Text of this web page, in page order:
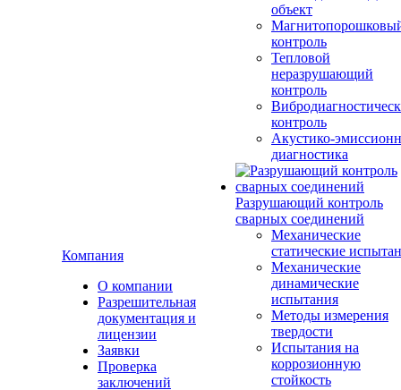
Компания
О компании
Разрешительная
документация и
лицензии
Заявки
Проверка
заключений
объект
контроль
Тепловой
неразрушающий
контроль
контроль
Акустико-
диагностика
Разрушающий контроль
сварных соединений
Механические
статические
Механические
динамические
испытания
Методы измерения
твердости
Испытания на
коррозионную
стойкость